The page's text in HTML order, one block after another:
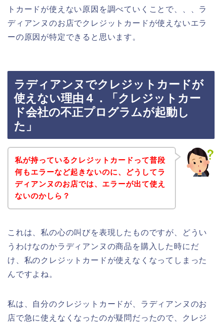
トカードが使えない原因を調べていくことで、、、ラ
ディアンヌのお店でクレジットカードが使えないエラ
ーの原因が特定できると思います。
ラディアンヌでクレジットカードが
使えない理由４．「クレジットカー
ド会社の不正プログラムが起動し
た」
私が持っているクレジットカードって普段
何もエラーなど起きないのに、どうしてラ
ディアンヌのお店では、エラーが出て使え
ないのかしら？
これは、私の心の叫びを表現したものですが、どうい
うわけなのかラディアンヌの商品を購入した時にだ
け、私のクレジットカードが使えなくなってしまった
んですよね。
私は、自分のクレジットカードが、ラディアンヌのお
店で急に使えなくなったのが疑問だったので、クレジ